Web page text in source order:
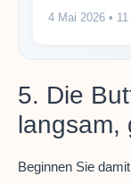
4 Mai 2026 •
5. Die
langsam,
Beginnen Sie